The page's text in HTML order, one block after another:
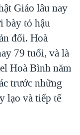
CUỘC'
Giáo lâu nay
bày tỏ hậu
đối. Hoà
79 tuổi, và là
Hoà Bình năm
trước những
lạo và tiếp tế